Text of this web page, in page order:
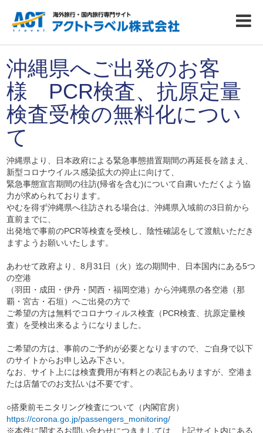
沖縄県へご出発のお客
様 PCR検査、抗原定量
検査受検の無料化につい
て
沖縄県より、日本政府による緊急事態措置期間の再延長を踏まえ、
新型コロナウイルス感染拡大の抑止に向けて、
緊急事態宣言期間の往訪(帰省を含む)について自粛いただくよう協
力が求められております。
やむを得ず沖縄県へ往訪される場合は、沖縄県入域前の3日前から
直前までに、
出発地で事前のPCR等検査を受検し、陰性確認をして渡航いただき
ますようお願いいたします。
あわせて政府より、8月31日（火）迄の期間中、日本国内にある5つ
の空港
（羽田・成田・伊丹・関西・福岡空港）から沖縄県の各空港（那
覇・宮古・石垣）へご出発の方で
ご希望の方は無料でコロナウィルス検査（PCR検査、抗原定量検
査）を受検出来るようになりました。
ご希望の方は、事前のご予約が必要となりますので、ご自身で以下
のサイトからお申し込み下さい。
なお、サイト上には検査費用が有料との表記もありますが、空港ま
たは店舗でのお支払いは不要です。
○搭乗前モニタリング検査について（内閣官房）
https://corona.go.jp/passengers_monitoring/
※本件に関するお問い合わせにつきましては、上記サイト内にある